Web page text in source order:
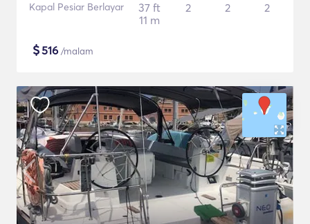
Kapal Pesiar Berlayar
37 ft
11 m
2 2 2
$516 /malam